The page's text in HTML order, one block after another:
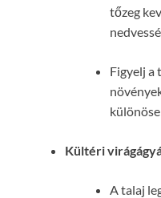
tőzeg
Figyelj a
Kültéri
A talaj